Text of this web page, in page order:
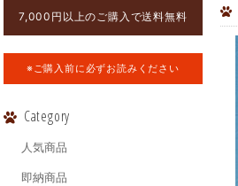
7,000円以上のご購入で送料無料
※ご購入前に必ずお読みください
Category
人気商品
即納商品